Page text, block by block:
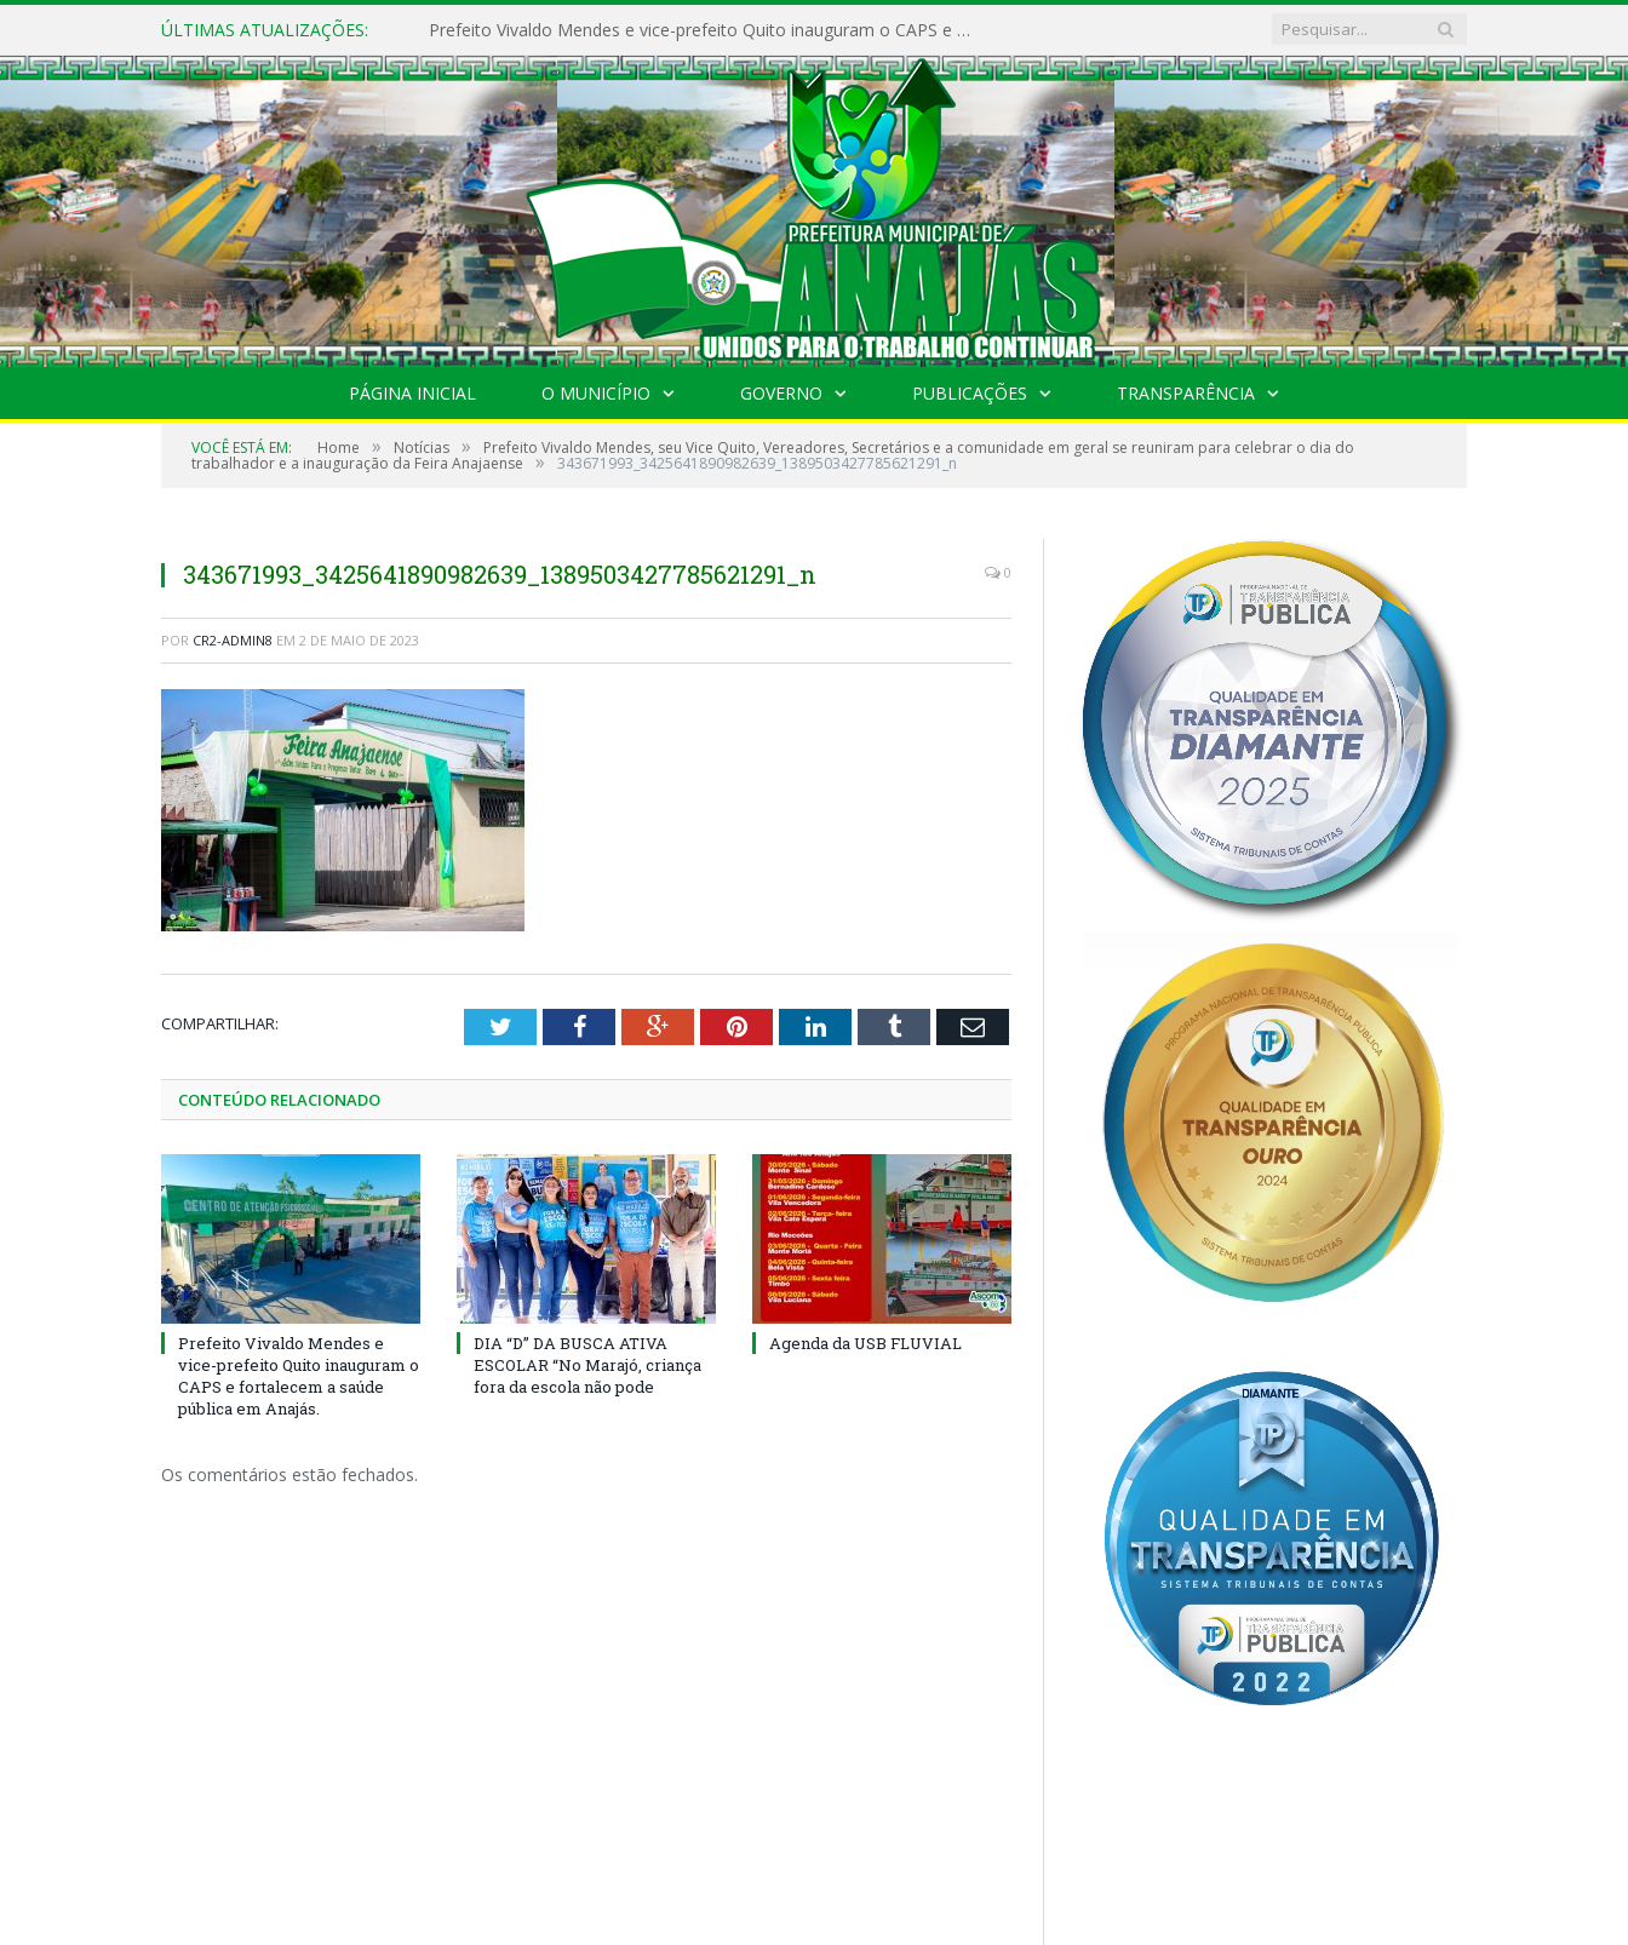
ÚLTIMAS ATUALIZAÇÕES: Prefeito Vivaldo Mendes e vice-prefeito Quito inauguram o CAPS e fortalecem a saúde pública em Anajás.
PÁGINA INICIAL O MUNICÍPIO GOVERNO PUBLICAÇÕES TRANSPARÊNCIA
VOCÊ ESTÁ EM: Home » Notícias » Prefeito Vivaldo Mendes, seu Vice Quito, Vereadores, Secretários e a comunidade em geral se reuniram para celebrar o dia do
trabalhador e a inauguração da Feira Anajaense » 343671993_3425641890982639_1389503427785621291_n
343671993_3425641890982639_1389503427785621291_n 0
POR CR2-ADMIN8 EM 2 DE MAIO DE 2023
COMPARTILHAR: TwitterFacebookGoogle+PinterestLinkedInTumblr Email
CONTEÚDO RELACIONADO
Prefeito Vivaldo Mendes e
vice-prefeito Quito inauguram o
CAPS e fortalecem a saúde
pública em Anajás.
DIA “D” DA BUSCA ATIVA
ESCOLAR “No Marajó, criança
fora da escola não pode
Agenda da USB FLUVIAL
Os comentários estão fechados.